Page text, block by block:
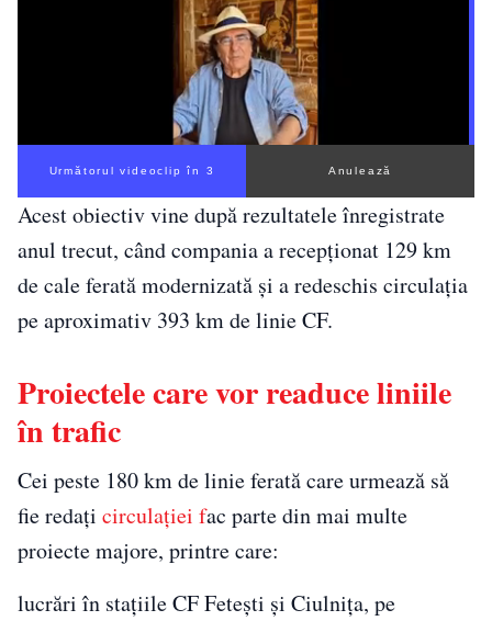
Următorul videoclip în 2 Anulează
Acest obiectiv vine după rezultatele înregistrate
anul trecut, când compania a recepționat 129 km
de cale ferată modernizată și a redeschis circulația
pe aproximativ 393 km de linie CF.
Proiectele care vor readuce liniile
în trafic
Cei peste 180 km de linie ferată care urmează să
fie redați circulației fac parte din mai multe
proiecte majore, printre care:
lucrări în stațiile CF Fetești și Ciulnița, pe